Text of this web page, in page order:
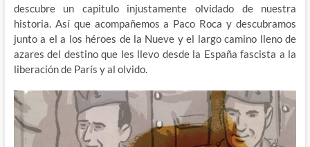
descubre un capitulo injustamente olvidado de nuestra
historia. Así que acompañemos a Paco Roca y descubramos
junto a el a los héroes de la Nueve y el largo camino lleno de
azares del destino que les llevo desde la España fascista a la
liberación de París y al olvido.